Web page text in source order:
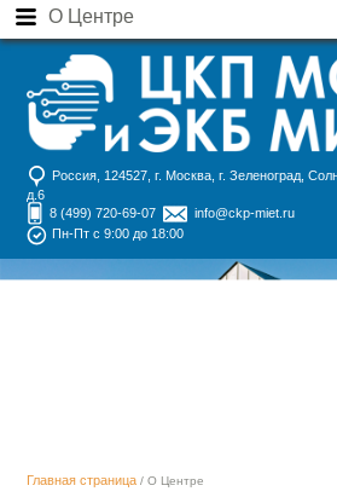
О Центре
Россия, 124527, г. Москва, г. Зеленоград,
д.6
8 (499) 720-69-07
info@ckp-miet.ru
Пн-Пт с 9:00 до 18:00
Главная страница / О Центре